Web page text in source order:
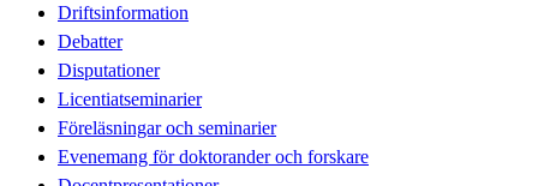
Driftsinformation
Debatter
Disputationer
Licentiatseminarier
Föreläsningar och seminarier
Evenemang för doktorander och forskare